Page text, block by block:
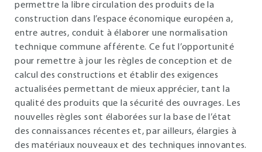
permettre la libre circulation des produits de la
construction dans l’espace économique européen a,
entre autres, conduit à élaborer une normalisation
technique commune afférente. Ce fut l’opportunité
pour remettre à jour les règles de conception et de
calcul des constructions et établir des exigences
actualisées permettant de mieux apprécier, tant la
qualité des produits que la sécurité des ouvrages. Les
nouvelles règles sont élaborées sur la base de l’état
des connaissances récentes et, par ailleurs, élargies à
des matériaux nouveaux et des techniques innovantes.